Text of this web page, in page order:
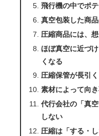
飛行機の中でポ
真空包装した商
圧縮商品には、
ほぼ真空に近づ
くなる
圧縮保管が長引
素材によって向
代行会社の「真
しない
圧縮は「する・